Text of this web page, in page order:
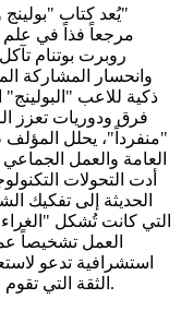
يُعد كتاب "بولينج
روبرت بوتنام
وانحسار المشاركة
ذكية للاعب
فرق ودوريات تعزز
"منفرداً"، يحلل
العامة والعمل
أدت التحولات
الحديثة إلى تفكيك
التي كانت تُشكل
العمل تشخيصاً
استشرافية تدعو
الثقة التي تقوم عليها الديمقراطية واستقرار الشعوب.